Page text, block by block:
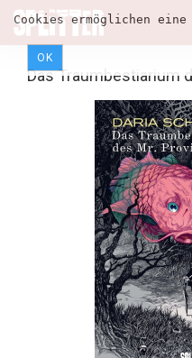
Cookies ermöglichen
OK
Das Traumbestiarium